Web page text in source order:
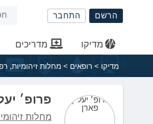
הרשם התחבר
מדיקו מדריכים
מדיקו > רופאים > מחלות זיהומיות,
פרופ׳
מחלות